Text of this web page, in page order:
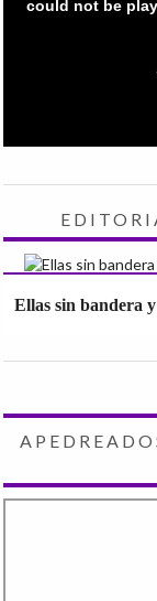
Ellas sin bandera